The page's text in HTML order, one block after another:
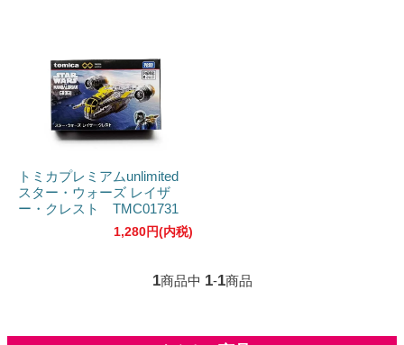
トミカプレミアムunlimited
スター・ウォーズ レイザ
ー・クレスト TMC01731
1,280円(内税)
1商品中 1-1商品